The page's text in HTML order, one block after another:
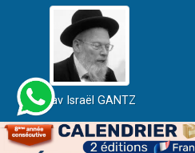
Rav Israël GANTZ